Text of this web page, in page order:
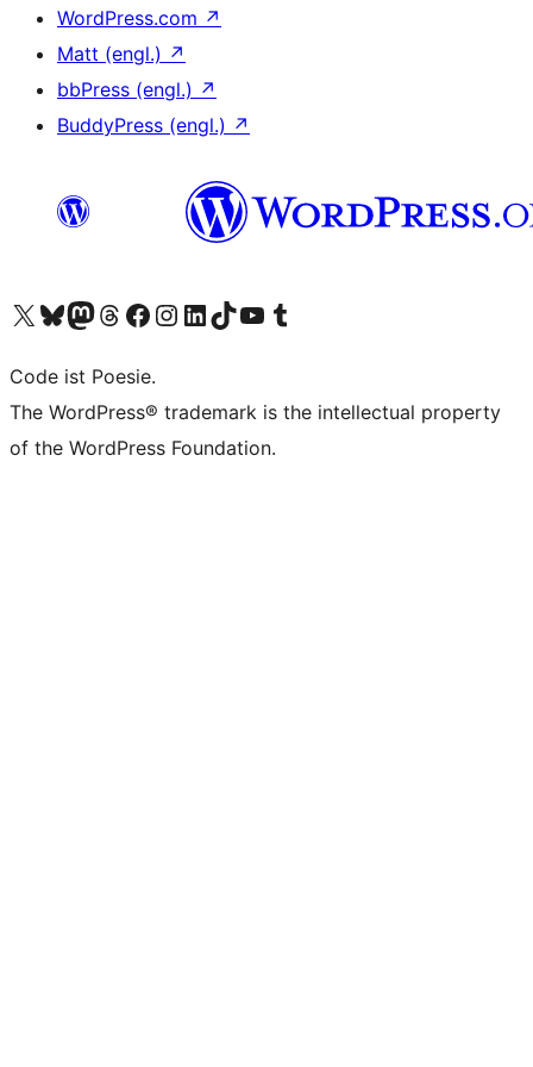
WordPress.com ↗
Matt (engl.) ↗
bbPress (engl.) ↗
BuddyPress (engl.) ↗
Das X-Konto (früher Twitter) von WordPress.org besuchen
Das Bluesky-Konto von WordPress.org besuchen
Das Mastodon-Konto von WordPress.org besuchen
Das Threads-Konto von WordPress.org besuchen
Die Facebook-Seite von WordPress.org besuchen
Das Instagram-Konto von WordPress.org besuchen
Das LinkedIn-Konto von WordPress.org besuchen
Das TikTok-Konto von WordPress.org besuchen
Den YouTube-Kanal von WordPress.org besuchen
Das Tumblr-Konto von WordPress.org besuchen
Code ist Poesie.
The WordPress® trademark is the intellectual property
of the WordPress Foundation.